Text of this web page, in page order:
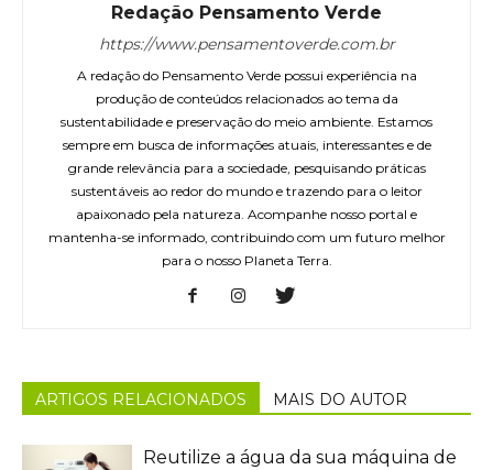
Redação Pensamento Verde
https://www.pensamentoverde.com.br
A redação do Pensamento Verde possui experiência na
produção de conteúdos relacionados ao tema da
sustentabilidade e preservação do meio ambiente. Estamos
sempre em busca de informações atuais, interessantes e de
grande relevância para a sociedade, pesquisando práticas
sustentáveis ao redor do mundo e trazendo para o leitor
apaixonado pela natureza. Acompanhe nosso portal e
mantenha-se informado, contribuindo com um futuro melhor
para o nosso Planeta Terra.
ARTIGOS RELACIONADOS MAIS DO AUTOR
Reutilize a água da sua máquina de